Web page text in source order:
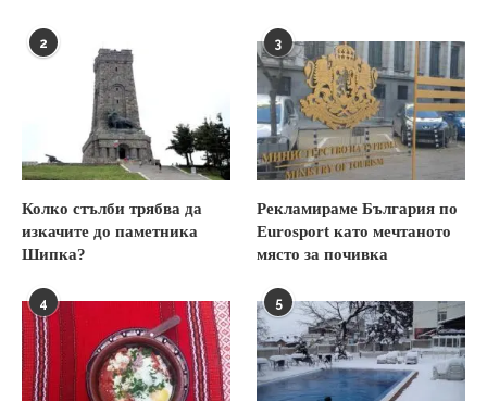
2
Колко стълби трябва да
изкачите до паметника
Шипка?
3
Рекламираме България по
Eurosport като мечтаното
място за почивка
4 5